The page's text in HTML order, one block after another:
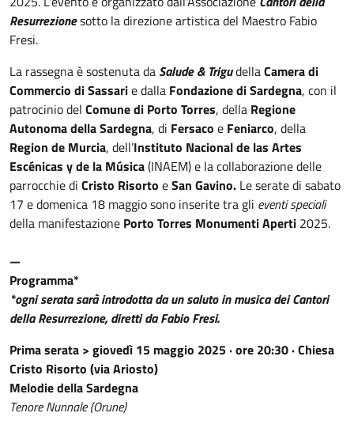
Resurrezionesotto la direzione artistica del Maestro Fabio
Fresi.
La rassegna è sostenuta da Salude & TrigudellaCamera di
Commercio di Sassarie dalla Fondazione di Sardegna, con il
patrocinio del Comune di Porto Torres, della Regione
Autonoma della Sardegna, di Fersaco e Feniarco, della
Region de Murcia, dell’Instituto Nacional de las Artes
Escénicas y de la Música(INAEM) e la collaborazione delle
parrocchie di Cristo Risorto eSan Gavino. Le serate di sabato
17 e domenica 18 maggio sono inserite tra gli eventi speciali
della manifestazione Porto Torres Monumenti Aperti 2025.
---
Programma*
*ogni serata sarà introdotta da un saluto in musica dei Cantori
della Resurrezione, diretti da Fabio Fresi.
Prima serata > giovedì 15 maggio 2025 · ore 20:30 · Chiesa
Cristo Risorto (via Ariosto)
Melodie della Sardegna
Tenore Nunnale (Orune)